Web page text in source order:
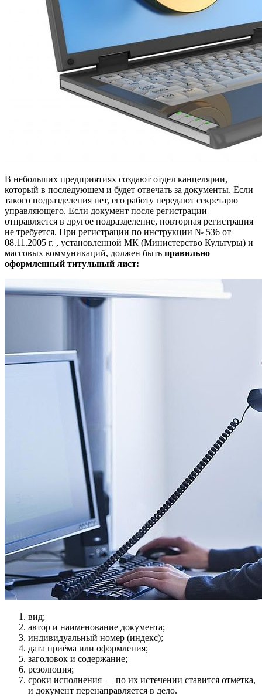
В небольших предприятиях создают отдел канцелярии,
который в последующем и будет отвечать за документы. Если
такого подразделения нет, его работу передают секретарю
управляющего. Если документ после регистрации
отправляется в другое подразделение, повторная регистрация
не требуется. При регистрации по инструкции № 536 от
08.11.2005 г. , установленной МК (Министерство Культуры) и
массовых коммуникаций, должен быть правильно
оформленный титульный лист:
вид;
автор и наименование документа;
индивидуальный номер (индекс);
дата приёма или оформления;
заголовок и содержание;
резолюция;
сроки исполнения — по их истечении ставится отметка,
и документ перенаправляется в дело.